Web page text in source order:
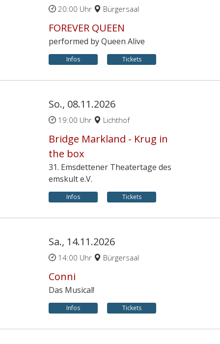
20:00 Uhr Bürgersaal
FOREVER QUEEN
performed by Queen Alive
Infos Tickets
So., 08.11.2026
19:00 Uhr Lichthof
Bridge Markland - Krug in
the box
31. Emsdettener Theatertage des
emskult e.V.
Infos Tickets
Sa., 14.11.2026
14:00 Uhr Bürgersaal
Conni
Das Musical!
Infos Tickets